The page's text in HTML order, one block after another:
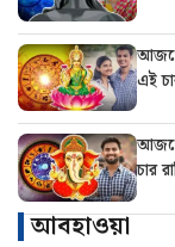
এই
চার
আবহাওয়া